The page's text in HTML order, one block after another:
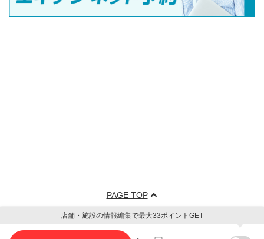
PAGE TOP
店舗・施設の情報編集で最大33ポイントGET